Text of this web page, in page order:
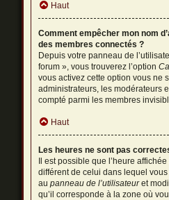
Haut
Comment empêcher mon nom
des membres connectés ?
Depuis votre panneau de
forum », vous trouverez l’option
vous activez cette option vous ne
administrateurs, les modérateurs
compté parmi les membres
Haut
Les heures ne sont pas
Il est possible que l’heure
différent de celui dans lequel
aupanneau de l’utilisateuret
qu’il corresponde à la zone où